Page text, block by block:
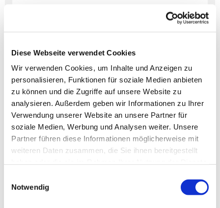
Diese Webseite verwendet Cookies
Wir verwenden Cookies, um Inhalte und Anzeigen zu
personalisieren, Funktionen für soziale Medien anbieten
zu können und die Zugriffe auf unsere Website zu
analysieren. Außerdem geben wir Informationen zu Ihrer
Verwendung unserer Website an unsere Partner für
soziale Medien, Werbung und Analysen weiter. Unsere
Partner führen diese Informationen möglicherweise mit
weiteren Daten zusammen, die Sie ihnen bereitgestellt
Notwendig
Dies könnte Sie auch
interessieren